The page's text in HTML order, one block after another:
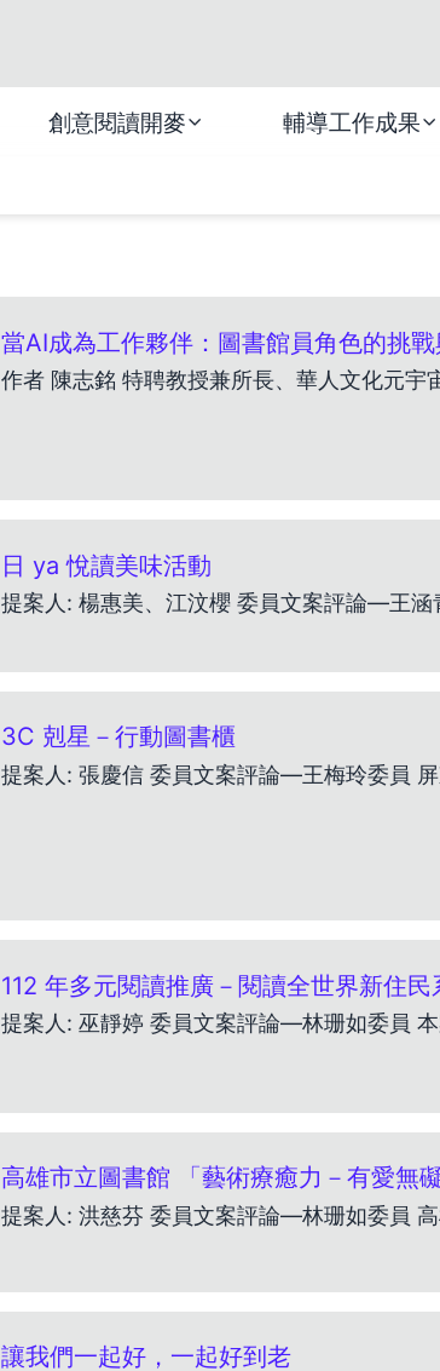
創意閱讀開麥 輔導工作成果
當AI成為工作夥伴：圖書館員角色的挑
日 ya 悅讀美味活動
3C 剋星－行動圖書櫃
112 年多元閱讀推廣－閱讀全世界新住民
高雄市立圖書館 「藝術療癒力－有愛無
讓我們一起好，一起好到老